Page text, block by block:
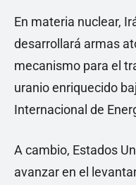
En materia nuclear,
desarrollará armas
mecanismo para el
uranio enriquecido
Internacional de
A cambio, Estados
avanzar en el